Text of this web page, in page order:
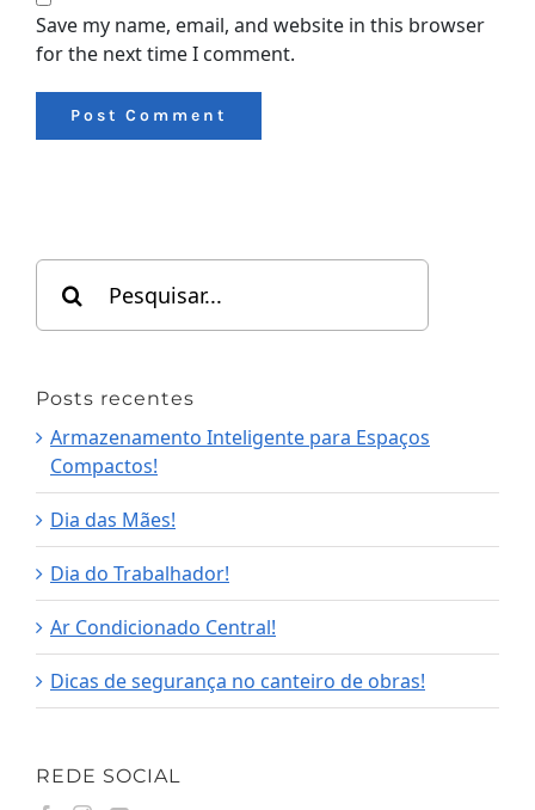
Save my name, email, and website in this browser
for the next time I comment.
Search
for:
Posts recentes
Armazenamento Inteligente para Espaços
Compactos!
Dia das Mães!
Dia do Trabalhador!
Ar Condicionado Central!
Dicas de segurança no canteiro de obras!
REDE SOCIAL